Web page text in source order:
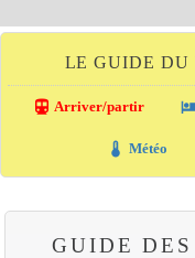
LE GUIDE
directions_transit Arriver/partir
thermostat Météo
GUIDE